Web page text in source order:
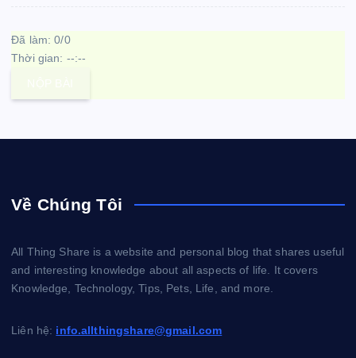
Đã làm:0/0
Thời gian: --:--
Về Chúng Tôi
All Thing Share is a website and personal blog that shares useful
and interesting knowledge about all aspects of life. It covers
Knowledge, Technology, Tips, Pets, Life, and more.
Liên hệ: info.allthingshare@gmail.com